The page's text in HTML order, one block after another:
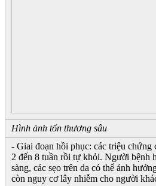
Hình ảnh tổn thương sâu
- Giai đoạn hồi phục: các triệu chứng
2 đến 8 tuần rồi tự khỏi. Người bệnh
sàng, các sẹo trên da có thể ảnh
còn nguy cơ lây nhiễm cho người